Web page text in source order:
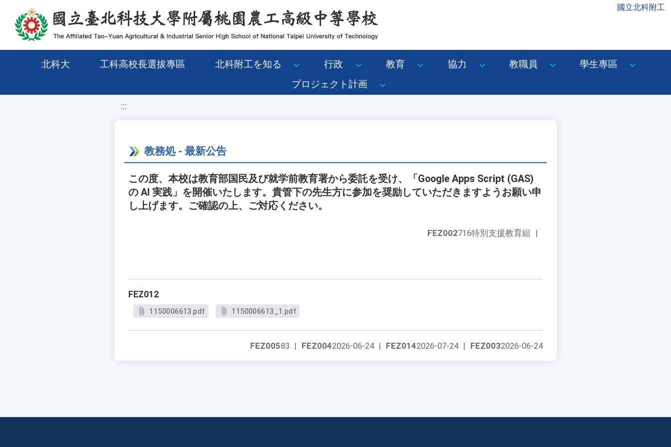
移至網頁之主要內容區位置 國立北科附工
北科大 工科高校長選拔專區 北科附工を知る 行政 教育 協力 教職員
學生專區
プロジェクト計画
:::
教務処 - 最新公告
この度、本校は教育部国民及び就学前教育署から委託を受け、「Google Apps Script (GAS)
の AI 実践」を開催いたします。貴管下の先生方に参加を奨励していただきますようお願い申
し上げます。ご確認の上、ご対応ください。
FEZ002716特別支援教育組 |
FEZ012
1150006613.pdf 1150006613_1.pdf
FEZ0032026-06-24
FEZ0142026-07-24 |
FEZ0042026-06-24 |
FEZ00583 |